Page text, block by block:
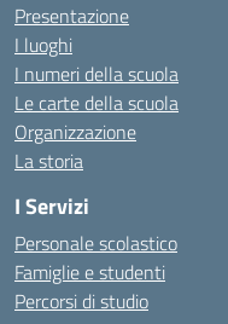
Presentazione
I luoghi
I numeri della scuola
Le carte della scuola
Organizzazione
La storia
I Servizi
Personale scolastico
Famiglie e studenti
Percorsi di studio